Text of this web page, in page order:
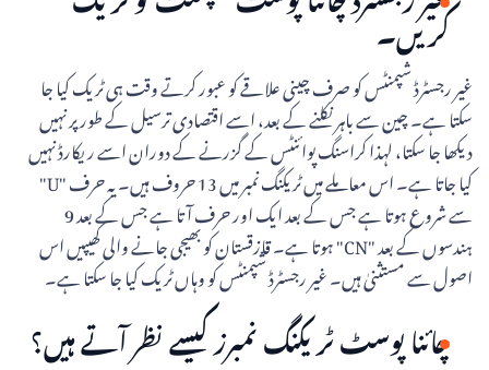
کریں۔
غیر رجسٹرڈ شپمنٹس کو صرف چینی علاقے کو عبور کرتے وقت ہی ٹریک کیا جا
سکتا ہے۔ چین سے باہر نکلنے کے بعد، اسے اقتصادی ترسیل کے طور پر نہیں
دیکھا جا سکتا، لہذا کراسنگ پوائنٹس کے گزرنے کے دوران اسے ریکارڈ نہیں
کیا جاتا ہے۔ اس معاملے میں ٹریکنگ نمبر میں 13 حروف ہیں۔ یہ حرف "U"
سے شروع ہوتا ہے جس کے بعد ایک اور حرف آتا ہے جس کے بعد 9
ہندسوں کے بعد "CN" ہوتا ہے۔ قازقستان کو بھیجی جانے والی کھیپیں اس
اصول سے مستثنیٰ ہیں۔ غیر رجسٹرڈ شپمنٹس کو وہاں ٹریک کیا جا سکتا ہے۔
چائنا پوسٹ ٹریکنگ نمبرز کیسے نظر آتے ہیں؟